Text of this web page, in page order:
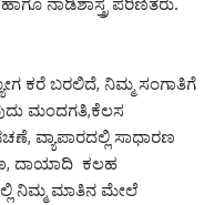
ಹಾಗೂ ನಾಡಿಶಾಸ್ತ್ರ ಪರಿಣಿತರು.
ಕರೆ ಬರಲಿದೆ, ನಿಮ್ಮ ಸಂಗಾತಿಗೆ
ಮಂದಗತಿ,ಕೆಲಸ
ವ್ಯಾಪಾರದಲ್ಲಿ ಸಾಧಾರಣ
ದಾಯಾದಿ ಕಲಹ
ನಿಮ್ಮ ಮಾತಿನ ಮೇಲೆ